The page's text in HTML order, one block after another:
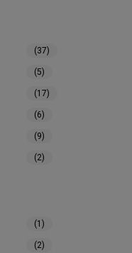
(37)
(5)
(17)
(6)
(9)
(2)
(1)
(2)